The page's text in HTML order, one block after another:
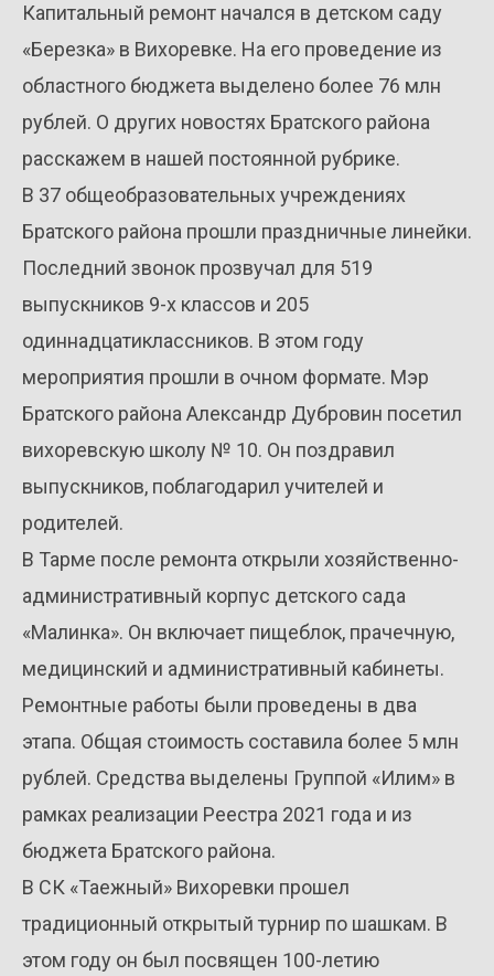
Капитальный ремонт начался в детском саду
«Березка» в Вихоревке. На его проведение из
областного бюджета выделено более 76 млн
рублей. О других новостях Братского района
расскажем в нашей постоянной рубрике.
В 37 общеобразовательных учреждениях
Братского района прошли праздничные линейки.
Последний звонок прозвучал для 519
выпускников 9-х классов и 205
одиннадцатиклассников. В этом году
мероприятия прошли в очном формате. Мэр
Братского района Александр Дубровин посетил
вихоревскую школу № 10. Он поздравил
выпускников, поблагодарил учителей и
родителей.
В Тарме после ремонта открыли хозяйственно-
административный корпус детского сада
«Малинка». Он включает пищеблок, прачечную,
медицинский и административный кабинеты.
Ремонтные работы были проведены в два
этапа. Общая стоимость составила более 5 млн
рублей. Средства выделены Группой «Илим» в
рамках реализации Реестра 2021 года и из
бюджета Братского района.
В СК «Таежный» Вихоревки прошел
традиционный открытый турнир по шашкам. В
этом году он был посвящен 100-летию